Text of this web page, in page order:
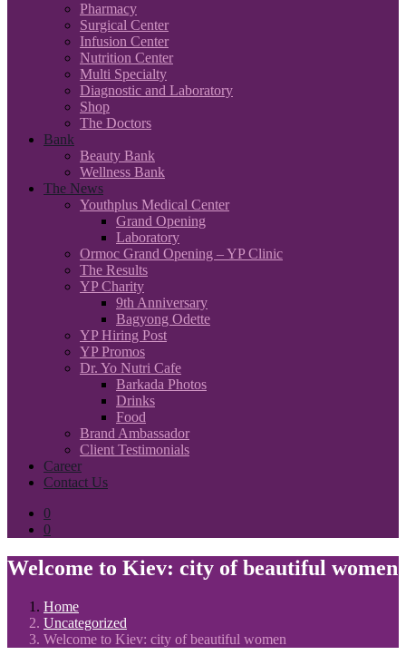
Pharmacy
Surgical Center
Infusion Center
Nutrition Center
Multi Specialty
Diagnostic and Laboratory
Shop
The Doctors
Bank
Beauty Bank
Wellness Bank
The News
Youthplus Medical Center
Grand Opening
Laboratory
Ormoc Grand Opening – YP Clinic
The Results
YP Charity
9th Anniversary
Bagyong Odette
YP Hiring Post
YP Promos
Dr. Yo Nutri Cafe
Barkada Photos
Drinks
Food
Brand Ambassador
Client Testimonials
Career
Contact Us
0
0
Welcome to Kiev: city of beautiful women
Home
Uncategorized
Welcome to Kiev: city of beautiful women